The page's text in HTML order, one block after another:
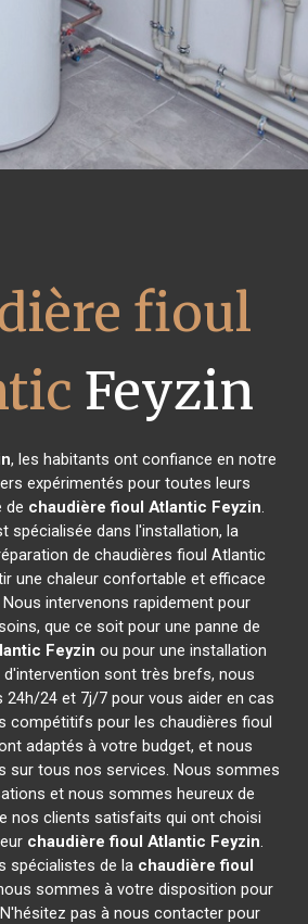
fioul
Feyzin
, les habitants ont confiance en notre
expérimentés pour toutes leurs
de chaudière fioul Atlantic Feyzin.
spécialisée dans l'installation, la
de chaudières fioul Atlantic
une chaleur confortable et efficace
intervenons rapidement pour
que ce soit pour une panne de
Feyzin ou pour une installation
d'intervention sont très brefs, nous
24h/24 et 7j/7 pour vous aider en cas
compétitifs pour les chaudières fioul
adaptés à votre budget, et nous
sur tous nos services. Nous sommes
et nous sommes heureux de
nos clients satisfaits qui ont choisi
chaudière fioul Atlantic Feyzin.
spécialistes de la chaudière fioul
sommes à votre disposition pour
pas à nous contacter pour